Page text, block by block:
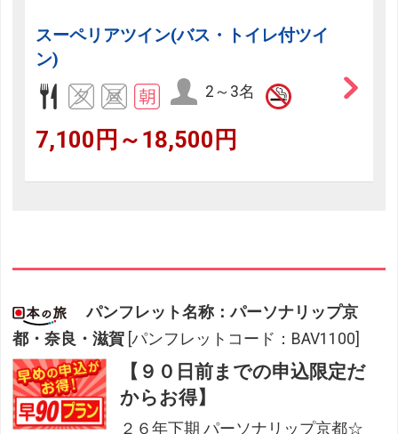
スーペリアツイン(バス・トイレ付ツイ
ン)
2～3名
7,100円～18,500円
パンフレット名称：パーソナリップ京
都・奈良・滋賀 [パンフレットコード：BAV1100]
【９０日前までの申込限定だ
からお得】
２６年下期 パーソナリップ京都☆